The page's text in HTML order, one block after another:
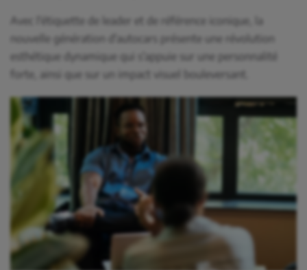
Avec l'étiquette de leader et de référence iconique, la
nouvelle génération d'autocars présente une révolution
esthétique dynamique qui s'appuie sur une personnalité
forte, ainsi que sur un impact visuel bouleversant.